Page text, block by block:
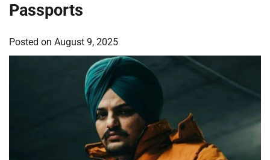
Passports
Posted on August 9, 2025